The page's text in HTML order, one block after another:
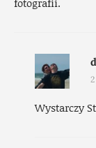
Wystarczy